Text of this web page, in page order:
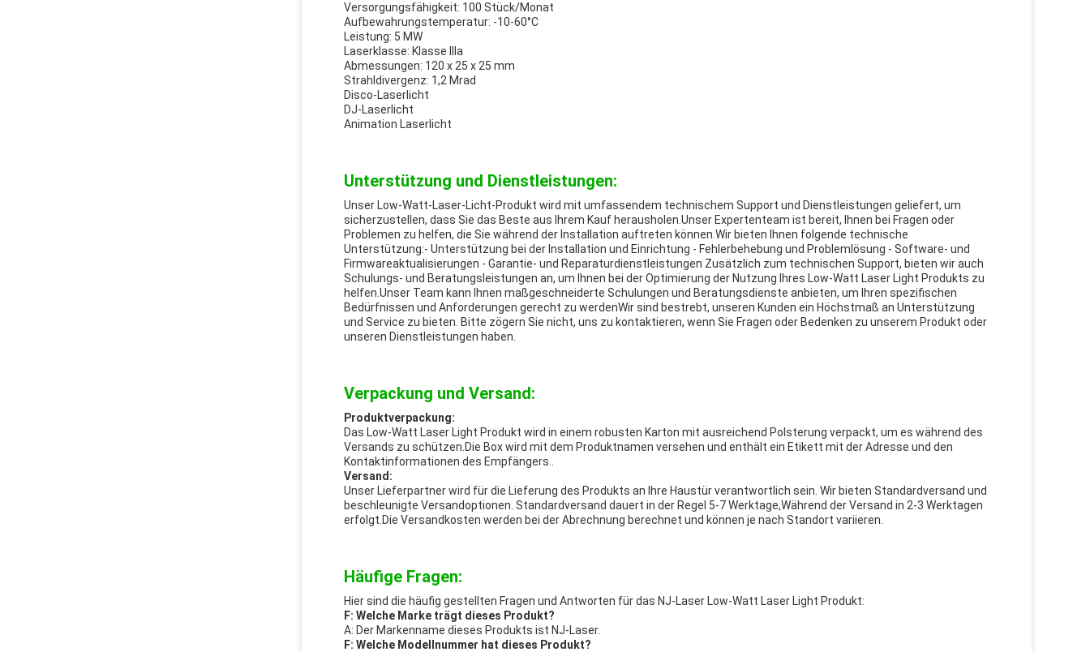
Versorgungsfähigkeit: 100 Stück/Monat
Aufbewahrungstemperatur: -10-60°C
Leistung: 5 MW
Laserklasse: Klasse IIIa
Abmessungen: 120 x 25 x 25 mm
Strahldivergenz: 1,2 Mrad
Disco-Laserlicht
DJ-Laserlicht
Animation Laserlicht
Unterstützung und Dienstleistungen:
Unser Low-Watt-Laser-Licht-Produkt wird mit umfassendem technischem Support und Dienstleistungen geliefert, um
sicherzustellen, dass Sie das Beste aus Ihrem Kauf herausholen.Unser Expertenteam ist bereit, Ihnen bei Fragen oder
Problemen zu helfen, die Sie während der Installation auftreten können.Wir bieten Ihnen folgende technische
Unterstützung:- Unterstützung bei der Installation und Einrichtung - Fehlerbehebung und Problemlösung - Software- und
Firmwareaktualisierungen - Garantie- und Reparaturdienstleistungen Zusätzlich zum technischen Support, bieten wir auch
Schulungs- und Beratungsleistungen an, um Ihnen bei der Optimierung der Nutzung Ihres Low-Watt Laser Light Produkts zu
helfen.Unser Team kann Ihnen maßgeschneiderte Schulungen und Beratungsdienste anbieten, um Ihren spezifischen
Bedürfnissen und Anforderungen gerecht zu werdenWir sind bestrebt, unseren Kunden ein Höchstmaß an Unterstützung
und Service zu bieten. Bitte zögern Sie nicht, uns zu kontaktieren, wenn Sie Fragen oder Bedenken zu unserem Produkt oder
unseren Dienstleistungen haben.
Verpackung und Versand:
Produktverpackung:
Das Low-Watt Laser Light Produkt wird in einem robusten Karton mit ausreichend Polsterung verpackt, um es während des
Versands zu schützen.Die Box wird mit dem Produktnamen versehen und enthält ein Etikett mit der Adresse und den
Kontaktinformationen des Empfängers..
Versand:
Unser Lieferpartner wird für die Lieferung des Produkts an Ihre Haustür verantwortlich sein. Wir bieten Standardversand und
beschleunigte Versandoptionen. Standardversand dauert in der Regel 5-7 Werktage,Während der Versand in 2-3 Werktagen
erfolgt.Die Versandkosten werden bei der Abrechnung berechnet und können je nach Standort variieren.
Häufige Fragen:
Hier sind die häufig gestellten Fragen und Antworten für das NJ-Laser Low-Watt Laser Light Produkt:
F: Welche Marke trägt dieses Produkt?
A: Der Markenname dieses Produkts ist NJ-Laser.
F: Welche Modellnummer hat dieses Produkt?